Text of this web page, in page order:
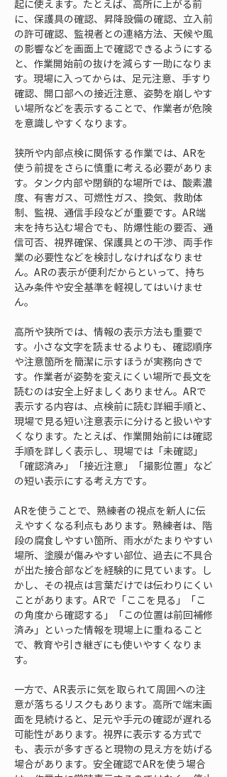
起に使えます。たとえば、高所に上がる前
に、保護具の確認、昇降設備の確認、立入前
の許可確認、監視者との連絡方法、天候や風
の影響などを画面上で確認できるようにする
と、作業開始前の抜けを減らす一助になりま
す。現場に入ってからは、足元注意、手すり
確認、開口部への接近注意、姿勢を崩しやす
い場所などを表示することで、作業者が危険
を意識しやすくなります。
狭所や内部点検に関係する作業では、ARを
使う前提をさらに慎重に考える必要がありま
す。タンク内部や閉鎖的な場所では、酸素濃
度、有害ガス、可燃性ガス、換気、救助体
制、監視、通信手段などが重要です。AR端
末を持ち込む場合でも、防爆性能の要否、通
信可否、視界確保、保護具との干渉、両手作
業の必要性などを検討しなければなりませ
ん。ARの表示が便利だからといって、持ち
込み条件や安全基準を軽視してはいけませ
ん。
高所や狭所では、情報の表示方法も重要で
す。小さな文字を読ませるよりも、確認順序
や注意箇所を簡潔に示すほうが実務向きで
す。作業者が姿勢を変えにくい場所で長文を
読むのは安全上好ましくありません。ARで
表示する内容は、点検前に読む詳細手順と、
現場で見る短い注意表示に分けると扱いやす
くなります。たとえば、作業開始前には確認
手順を詳しく表示し、現場では「未確認」
「確認済み」「接近注意」「撮影位置」など
の短い表示にする考え方です。
ARを使うことで、熟練者の視点を新人に伝
えやすくなる利点もあります。熟練者は、階
段の腐食しやすい箇所、雨水がたまりやすい
場所、塗膜が傷みやすい部位、過去に不具合
が出た接合部などを経験的に見ています。し
かし、その視点は言葉だけでは伝わりにくい
ことがあります。ARで「ここを見る」「こ
の角度から確認する」「この位置は前回補修
済み」といった情報を現場上に重ねること
で、教育や引き継ぎにも使いやすくなりま
す。
一方で、AR表示に気を取られて周囲への注
意が落ちるリスクもあります。高所で端末画
面を見続けると、足元や手元の確認が遅れる
可能性があります。視界に表示する方式で
も、表示が多すぎると現物の見え方を妨げる
場合があります。安全確認でARを使う場合